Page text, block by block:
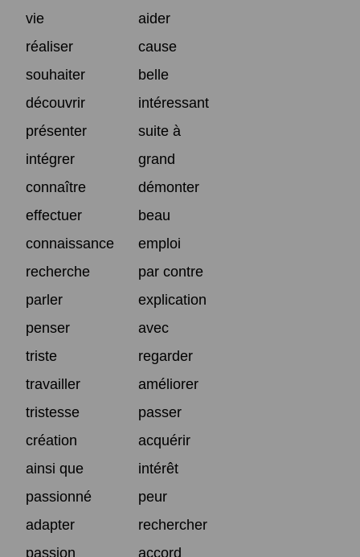
vie
aider
réaliser
cause
souhaiter
belle
découvrir
intéressant
présenter
suite à
intégrer
grand
connaître
démonter
effectuer
beau
connaissance
emploi
recherche
par contre
parler
explication
penser
avec
triste
regarder
travailler
améliorer
tristesse
passer
création
acquérir
ainsi que
intérêt
passionné
peur
adapter
rechercher
passion
accord